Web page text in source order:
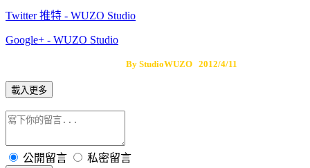
Twitter 推特 - WUZO Studio
Google+ - WUZO Studio
By StudioWUZO 2012/4/11
載入更多
公開留言 私密留言